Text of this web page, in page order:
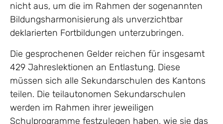
nicht aus, um die im Rahmen der sogenannten
Bildungsharmonisierung als unverzichtbar
deklarierten Fortbildungen unterzubringen.
Die gesprochenen Gelder reichen für insgesamt
429 Jahreslektionen an Entlastung. Diese
müssen sich alle Sekundarschulen des Kantons
teilen. Die teilautonomen Sekundarschulen
werden im Rahmen ihrer jeweiligen
Schulprogramme festzulegen haben, wie sie das